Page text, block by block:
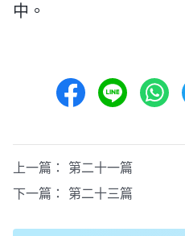
中。
上一篇： 第二十一篇
下一篇： 第二十三篇